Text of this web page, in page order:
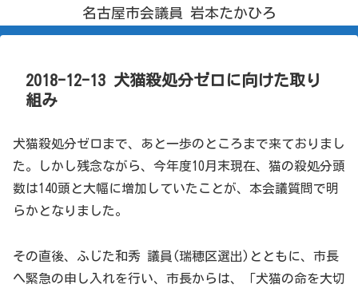
名古屋市会議員 岩本たかひろ
2018-12-13 犬猫殺処分ゼロに向けた取り
組み
犬猫殺処分ゼロまで、あと一歩のところまで来ておりまし
た。しかし残念ながら、今年度10月末現在、猫の殺処分頭
数は140頭と大幅に増加していたことが、本会議質問で明
らかとなりました。
その直後、ふじた和秀 議員(瑞穂区選出)とともに、市長
へ緊急の申し入れを行い、市長からは、「犬猫の命を大切